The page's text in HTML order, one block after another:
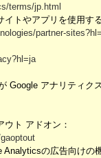
terms/jp.html
トやアプリを使用す
partner-
Google アナリティ
ト アドオン：
Analyticsの広告向け